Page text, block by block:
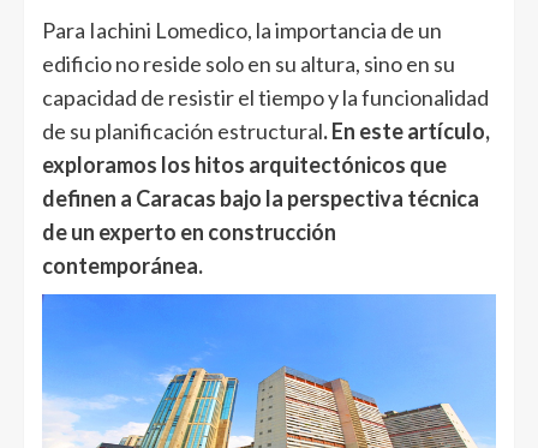
Para Iachini Lomedico, la importancia de un
edificio no reside solo en su altura, sino en su
capacidad de resistir el tiempo y la funcionalidad
de su planificación estructural. En este artículo,
exploramos los hitos arquitectónicos que
definen a Caracas bajo la perspectiva técnica
de un experto en construcción
contemporánea.